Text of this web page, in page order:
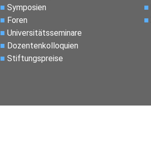
■ Symposien
■ Foren
■ Universitätsseminare
■ Dozentenkolloquien
■ Stiftungspreise
■
■